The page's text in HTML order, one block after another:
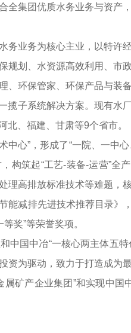
全集团优质水务业务与资产
业务为核心主业，以特许
规划、水资源高效利用、市
环保管家、环保产品与装
揽子系统解决方案。现有水
北、福建、甘肃等9个省市。
心”，形成了“一院、一中
构筑起“工艺-装备-运营”全
理高排放标准技术等难题，
减排先进技术推荐目录》
奖”等荣誉奖项。
国中冶“一核心两主体五特
资为驱动，致力于打造成为
矿产企业集团”和实现中国